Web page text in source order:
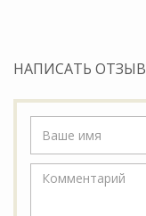
НАПИСАТЬ ОТЗЫВ